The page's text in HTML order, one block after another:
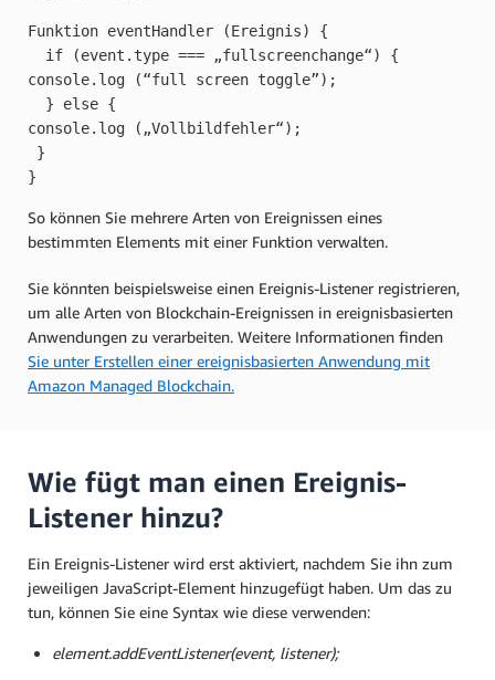
Funktion eventHandler (Ereignis) {
  if (event.type === „fullscreenchange“) {
console.log (“full screen toggle”);
  } else {
console.log („Vollbildfehler“);
}
}
So können Sie mehrere Arten von Ereignissen eines
bestimmten Elements mit einer Funktion verwalten.
Sie könnten beispielsweise einen Ereignis-Listener registrieren,
um alle Arten von Blockchain-Ereignissen in ereignisbasierten
Anwendungen zu verarbeiten. Weitere Informationen finden
Sie unter Erstellen einer ereignisbasierten Anwendung mit
Amazon Managed Blockchain.
Wie fügt man einen Ereignis-
Listener hinzu?
Ein Ereignis-Listener wird erst aktiviert, nachdem Sie ihn zum
jeweiligen JavaScript-Element hinzugefügt haben. Um das zu
tun, können Sie eine Syntax wie diese verwenden:
element.addEventListener(event, listener);